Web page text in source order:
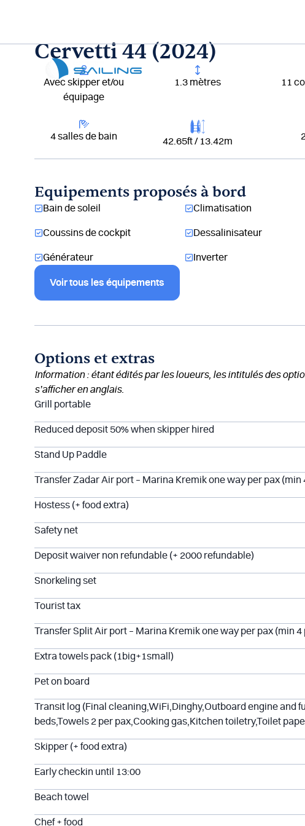
Louer un
Cervetti 44 (2024)
Avec skipper et/ou
équipage
1.3 mètres 11
4 salles de bain 42.65ft / 13.42m
Equipements proposés à bord
Bain de soleil Climatisation
Coussins de cockpit Dessalinisateur
Générateur Inverter
Voir tous les équipements
Options et extras
Information : étant édités par les loueurs, les intitulés des
s’afficher en anglais.
Grill portable
Reduced deposit 50% when skipper hired
Stand Up Paddle
Transfer Zadar Air port – Marina Kremik one way per pax (min
Hostess (+ food extra)
Safety net
Deposit waiver non refundable (+ 2000 refundable)
Snorkeling set
Tourist tax
Transfer Split Air port – Marina Kremik one way per pax (min 4
Extra towels pack (1big+1small)
Pet on board
Transit log (Final cleaning,WiFi,Dinghy,Outboard engine and
beds,Towels 2 per pax,Cooking gas,Kitchen toiletry,Toilet
Skipper (+ food extra)
Early checkin until 13:00
Beach towel
Chef + food